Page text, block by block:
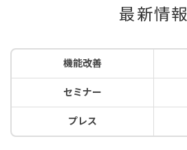
最新情報
機能改善
セミナー
プレス